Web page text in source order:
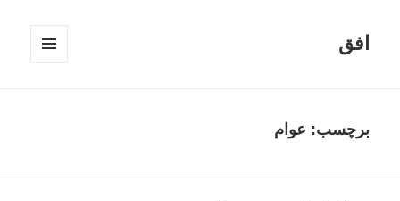
افق
برچسب: عوام